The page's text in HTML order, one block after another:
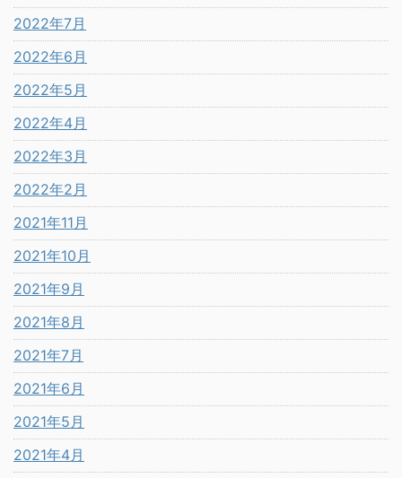
2022年7月
2022年6月
2022年5月
2022年4月
2022年3月
2022年2月
2021年11月
2021年10月
2021年9月
2021年8月
2021年7月
2021年6月
2021年5月
2021年4月